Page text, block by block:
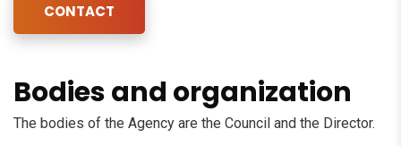
CONTACT
Bodies and organization
The bodies of the Agency are the Council and the Director.